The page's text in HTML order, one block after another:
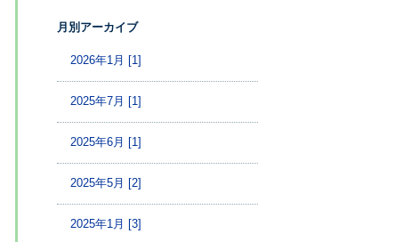
月別アーカイブ
2026年1月 [1]
2025年7月 [1]
2025年6月 [1]
2025年5月 [2]
2025年1月 [3]